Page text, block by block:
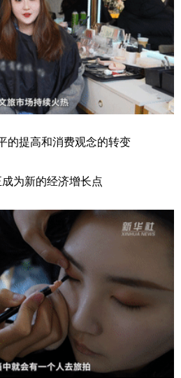
的提高和消费观念的转变
为新的经济增长点